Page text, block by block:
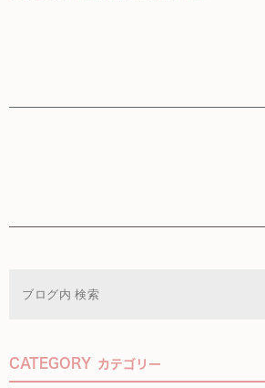
CATEGORY カテゴリー